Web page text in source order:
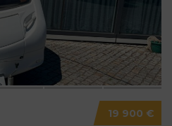
19 900 €